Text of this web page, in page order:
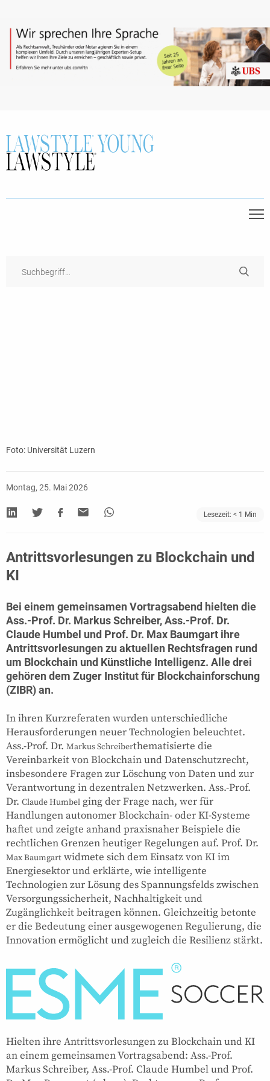
Foto: Universität Luzern
Montag, 25. Mai 2026
Lesezeit: < 1 Min
Antrittsvorlesungen zu Blockchain und
KI
Bei einem gemeinsamen Vortragsabend hielten die
Ass.-Prof. Dr. Markus Schreiber, Ass.-Prof. Dr.
Claude Humbel und Prof. Dr. Max Baumgart ihre
Antrittsvorlesungen zu aktuellen Rechtsfragen rund
um Blockchain und Künstliche Intelligenz. Alle drei
gehören dem Zuger Institut für Blockchainforschung
(ZIBR)an.
In ihren Kurzreferaten wurden unterschiedliche
Herausforderungen neuer Technologien beleuchtet.
Ass.-Prof. Dr. Markus Schreiberthematisierte die
Vereinbarkeit von Blockchain und Datenschutzrecht,
insbesondere Fragen zur Löschung von Daten und zur
Verantwortung in dezentralen Netzwerken. Ass.-Prof.
Dr. Claude Humbel ging der Frage nach, wer für
Handlungen autonomer Blockchain- oder KI-Systeme
haftet und zeigte anhand praxisnaher Beispiele die
rechtlichen Grenzen heutiger Regelungen auf. Prof. Dr.
Max Baumgart widmete sich dem Einsatz von KI im
Energiesektor und erklärte, wie intelligente
Technologien zur Lösung des Spannungsfelds zwischen
Versorgungssicherheit, Nachhaltigkeit und
Zugänglichkeit beitragen können. Gleichzeitig betonte
er die Bedeutung einer ausgewogenen Regulierung, die
Innovation ermöglicht und zugleich die Resilienz stärkt.
Hielten ihre Antrittsvorlesungen zu Blockchain und KI
an einem gemeinsamen Vortragsabend: Ass.-Prof.
Markus Schreiber, Ass.-Prof. Claude Humbel und Prof.